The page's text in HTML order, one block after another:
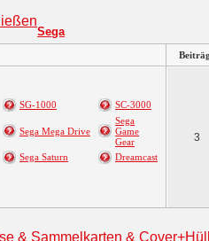
Sega
SG-1000
SC-3000
Sega Mega Drive
Sega
Game
Gear
Sega Saturn
Dreamcast
3